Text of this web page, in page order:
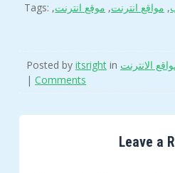
Tags: , مواقع انترنت, موقع انترنت,
Posted by itsrightin الانترنت
| Comments
Leave a